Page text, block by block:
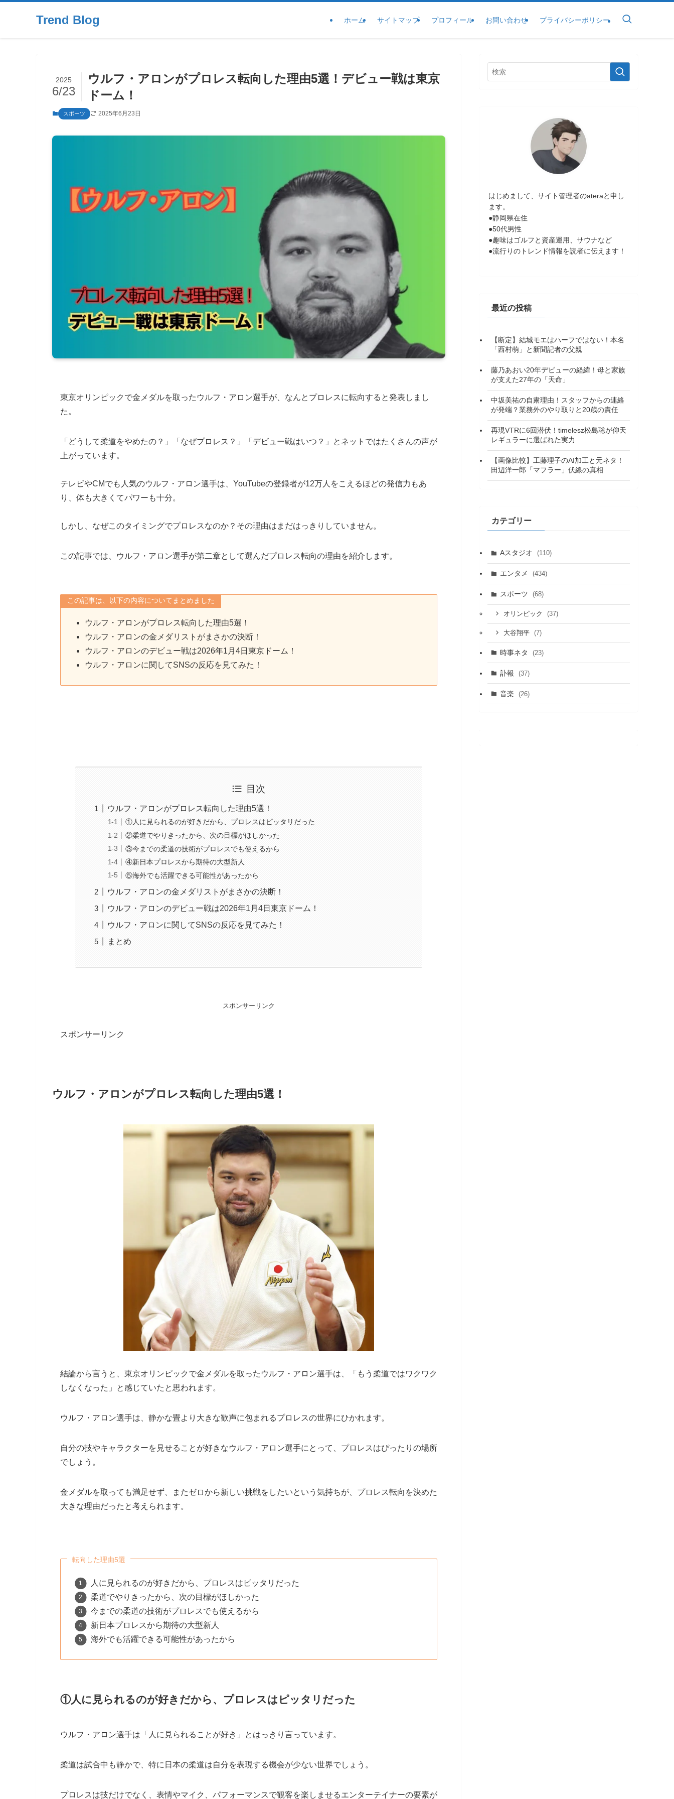
Trend Blog ホーム サイトマップ プロフィール お問い合わせ プライバシーポリシー
ウルフ・アロンがプロレス転向した理由5選！デビュー戦は東京
ドーム！
2025
6/23
スポーツ 2025年6月23日
東京オリンピックで金メダルを取ったウルフ・アロン選手が、なんとプロレスに転向すると発表しまし
た。
「どうして柔道をやめたの？」「なぜプロレス？」「デビュー戦はいつ？」とネットではたくさんの声が
上がっています。
テレビやCMでも人気のウルフ・アロン選手は、YouTubeの登録者が12万人をこえるほどの発信力もあ
り、体も大きくてパワーも十分。
しかし、なぜこのタイミングでプロレスなのか？その理由はまだはっきりしていません。
この記事では、ウルフ・アロン選手が第二章として選んだプロレス転向の理由を紹介します。
この記事は、以下の内容についてまとめました
ウルフ・アロンがプロレス転向した理由5選！
ウルフ・アロンの金メダリストがまさかの決断！
ウルフ・アロンのデビュー戦は2026年1月4日東京ドーム！
ウルフ・アロンに関してSNSの反応を見てみた！
目次
ウルフ・アロンがプロレス転向した理由5選！
①人に見られるのが好きだから、プロレスはピッタリだった
②柔道でやりきったから、次の目標がほしかった
③今までの柔道の技術がプロレスでも使えるから
④新日本プロレスから期待の大型新人
⑤海外でも活躍できる可能性があったから
ウルフ・アロンの金メダリストがまさかの決断！
ウルフ・アロンのデビュー戦は2026年1月4日東京ドーム！
ウルフ・アロンに関してSNSの反応を見てみた！
まとめ
スポンサーリンク
スポンサーリンク
ウルフ・アロンがプロレス転向した理由5選！
結論から言うと、東京オリンピックで金メダルを取ったウルフ・アロン選手は、「もう柔道ではワクワク
しなくなった」と感じていたと思われます。
ウルフ・アロン選手は、静かな畳より大きな歓声に包まれるプロレスの世界にひかれます。
自分の技やキャラクターを見せることが好きなウルフ・アロン選手にとって、プロレスはぴったりの場所
でしょう。
金メダルを取っても満足せず、またゼロから新しい挑戦をしたいという気持ちが、プロレス転向を決めた
大きな理由だったと考えられます。
転向した理由5選
人に見られるのが好きだから、プロレスはピッタリだった
柔道でやりきったから、次の目標がほしかった
今までの柔道の技術がプロレスでも使えるから
新日本プロレスから期待の大型新人
海外でも活躍できる可能性があったから
①人に見られるのが好きだから、プロレスはピッタリだった
ウルフ・アロン選手は「人に見られることが好き」とはっきり言っています。
柔道は試合中も静かで、特に日本の柔道は自分を表現する機会が少ない世界でしょう。
プロレスは技だけでなく、表情やマイク、パフォーマンスで観客を楽しませるエンターテイナーの要素が
はじめまして、サイト管理者のateraと申し
ます。
●静岡県在住
●50代男性
●趣味はゴルフと資産運用、サウナなど
●流行りのトレンド情報を読者に伝えます！
最近の投稿
【断定】結城モエはハーフではない！本名
「西村萌」と新聞記者の父親
藤乃あおい20年デビューの経緯！母と家族
が支えた27年の「天命」
中坂美祐の自粛理由！スタッフからの連絡
が発端？業務外のやり取りと20歳の責任
再現VTRに6回潜伏！timelesz松島聡が仰天
レギュラーに選ばれた実力
【画像比較】工藤理子のAI加工と元ネタ！
田辺洋一郎「マフラー」伏線の真相
カテゴリー
Aスタジオ (110)
エンタメ (434)
スポーツ (68)
オリンピック (37)
大谷翔平 (7)
時事ネタ (23)
訃報 (37)
音楽 (26)